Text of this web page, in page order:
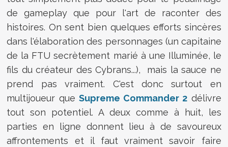
de gameplay que pour l'art de raconter des
histoires. On sent bien quelques efforts sincères
dans l'élaboration des personnages (un capitaine
de la FTU secrètement marié à une Illuminée, le
fils du créateur des Cybrans...), mais la sauce ne
prend pas vraiment. C'est donc surtout en
multijoueur que Supreme Commander 2 délivre
tout son potentiel. A deux comme à huit, les
parties en ligne donnent lieu à de savoureux
affrontements et il faut vraiment savoir faire